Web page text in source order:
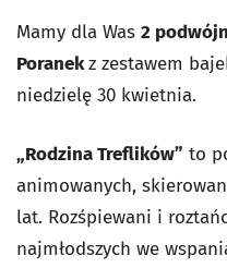
Mamy dla Was 2
Poranekz zestawem
niedzielę 30 kwietnia.
„Rodzina Treflików” to
animowanych,
lat. Rozśpiewani i
najmłodszych we